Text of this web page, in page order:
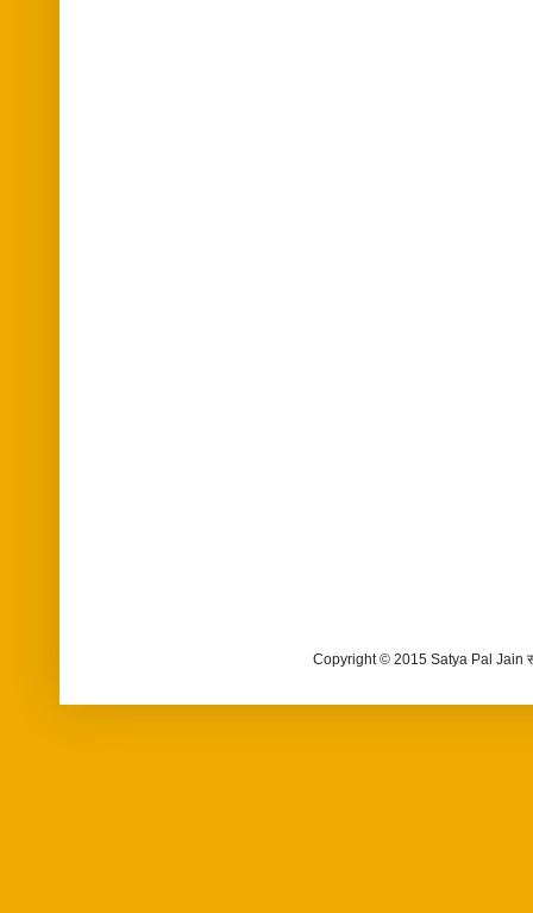
Copyright © 2015 Satya Pal Jain